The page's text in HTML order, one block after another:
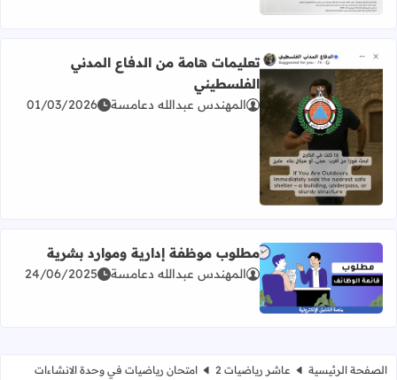
اقرأ المزيد عن تعليمات هامة من الدفاع المدني الفلسطيني
تعليمات هامة من الدفاع المدني
الفلسطيني
المهندس عبدالله دعامسة 01/03/2026
اقرأ المزيد عن مطلوب موظفة إدارية وموارد بشرية
مطلوب موظفة إدارية وموارد بشرية
المهندس عبدالله دعامسة 24/06/2025
الصفحة الرئيسية عاشر رياضيات 2
امتحان رياضيات في وحدة الانشاءات